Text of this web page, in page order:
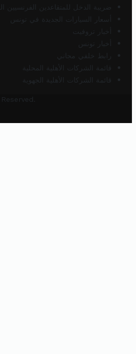
ضريبة الدخل للمتقاعدين الفرنسيين
أسعار السيارات الجديدة في تونس
أخبار تروفيت
أخبار تونس
رابط خلفي مجاني
قائمة الشركات الأهلية المحلية
قائمة الشركات الأهلية الجهوية